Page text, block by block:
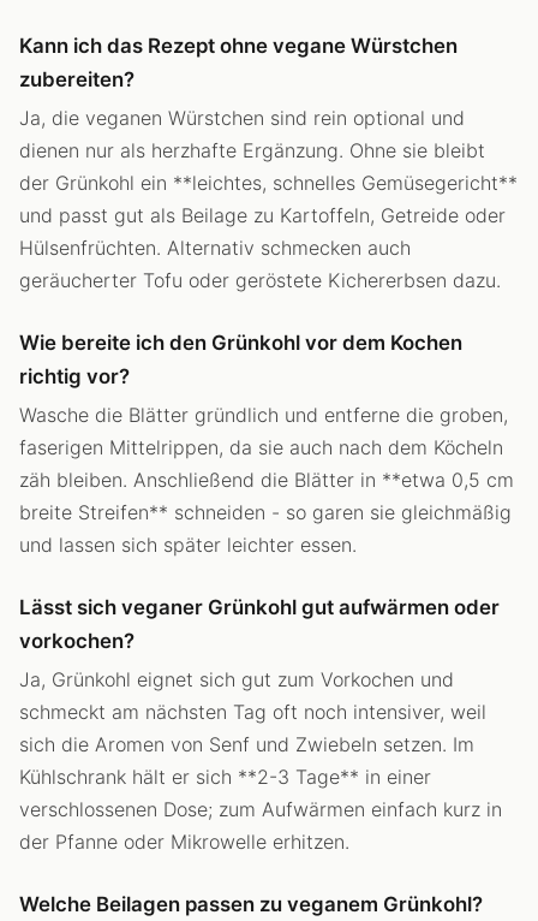
Kann ich das Rezept ohne vegane Würstchen
zubereiten?
Ja, die veganen Würstchen sind rein optional und
dienen nur als herzhafte Ergänzung. Ohne sie bleibt
der Grünkohl ein **leichtes, schnelles Gemüsegericht**
und passt gut als Beilage zu Kartoffeln, Getreide oder
Hülsenfrüchten. Alternativ schmecken auch
geräucherter Tofu oder geröstete Kichererbsen dazu.
Wie bereite ich den Grünkohl vor dem Kochen
richtig vor?
Wasche die Blätter gründlich und entferne die groben,
faserigen Mittelrippen, da sie auch nach dem Köcheln
zäh bleiben. Anschließend die Blätter in **etwa 0,5 cm
breite Streifen** schneiden - so garen sie gleichmäßig
und lassen sich später leichter essen.
Lässt sich veganer Grünkohl gut aufwärmen oder
vorkochen?
Ja, Grünkohl eignet sich gut zum Vorkochen und
schmeckt am nächsten Tag oft noch intensiver, weil
sich die Aromen von Senf und Zwiebeln setzen. Im
Kühlschrank hält er sich **2-3 Tage** in einer
verschlossenen Dose; zum Aufwärmen einfach kurz in
der Pfanne oder Mikrowelle erhitzen.
Welche Beilagen passen zu veganem Grünkohl?